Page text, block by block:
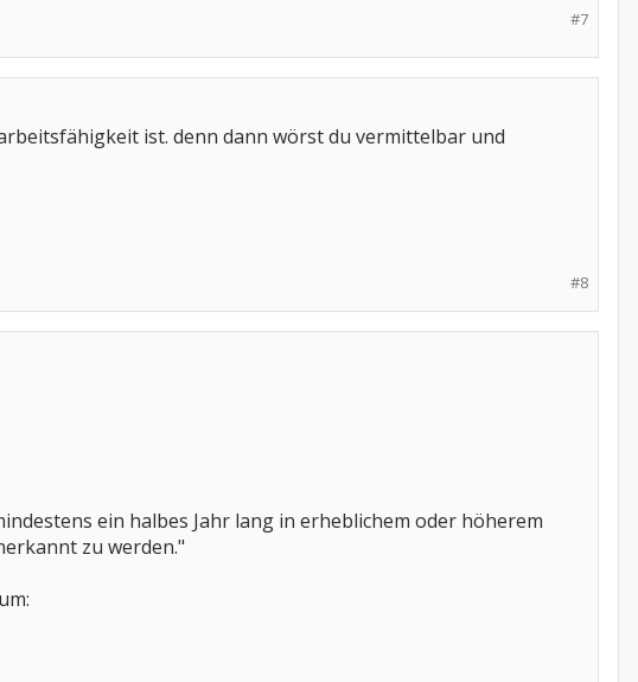
#7
ist. denn dann wörst du vermittelbar und
#8
ein halbes Jahr lang in erheblichem oder höherem
zu werden."